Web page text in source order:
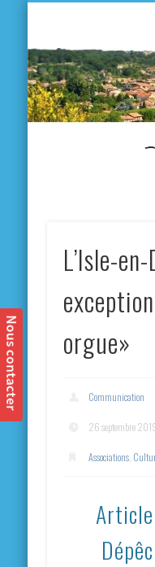
L’Isle-
orgue»
Communication
26 septembre
Associations